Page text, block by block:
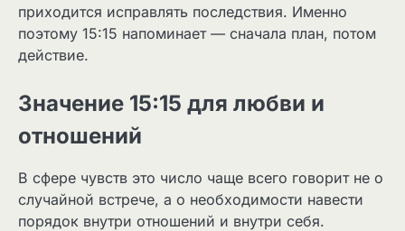
приходится исправлять последствия. Именно
поэтому 15:15 напоминает — сначала план, потом
действие.
Значение 15:15 для любви и
отношений
В сфере чувств это число чаще всего говорит не о
случайной встрече, а о необходимости навести
порядок внутри отношений и внутри себя.